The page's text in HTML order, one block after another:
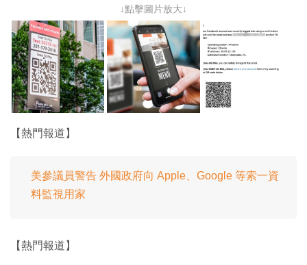
↓點擊圖片放大↓
【熱門報道】
美參議員警告 外國政府向 Apple、Google 等索一資
料監視用家
【熱門報道】